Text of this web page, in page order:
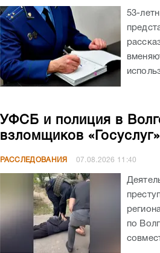
53-
УФСБ и полиция в
взломщиков «Госуслуг»
РАССЛЕДОВАНИЯ 07.08.2026 11:40
по